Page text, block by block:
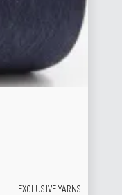
EXCLUSIVE YARNS